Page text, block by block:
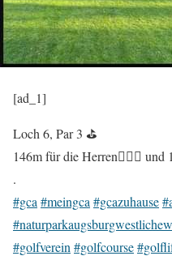
[ad_1]
Loch 6, Par 3 ⛳️
146m für die Herren🏌🏼‍♂️
.
#gca #meingca #gcazuhause
#golfverein #golfcourse